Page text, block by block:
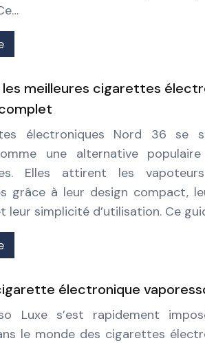
meilleures cigarettes
électroniques Nord 36 se
une alternative
Elles attirent les
grâce à leur design compact,
leur simplicité d’utilisation. Ce
électronique
Luxe s’est rapidement
le monde des cigarettes